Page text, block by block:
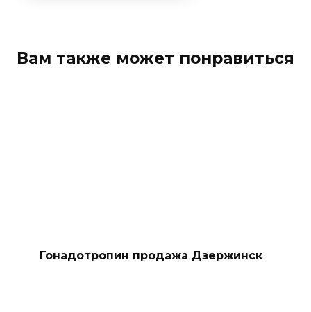
Вам также может понравиться
Гонадотропин продажа Дзержинск